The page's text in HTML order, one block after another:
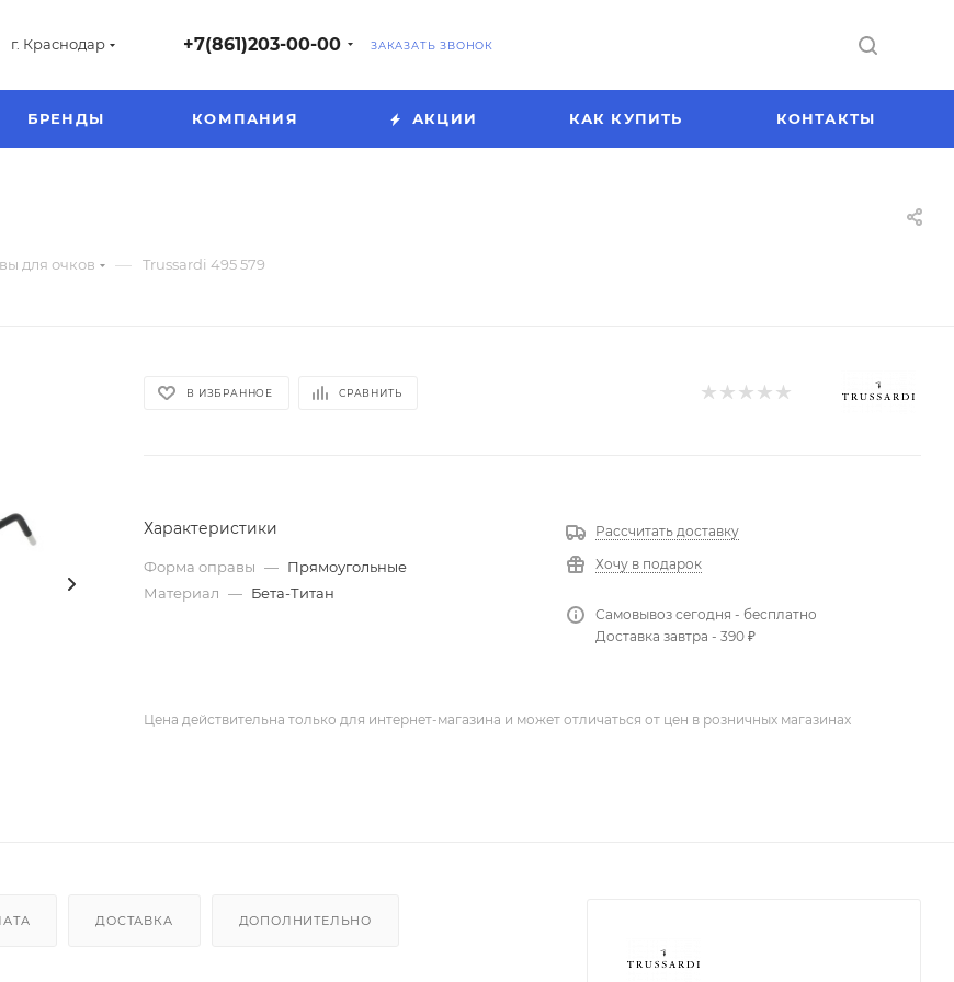
г. Краснодар +7(861)203-00-00 ЗАКАЗАТЬ ЗВОНОК
БРЕНДЫ КОМПАНИЯ АКЦИИ КАК КУПИТЬ КОНТАКТЫ
для очков — Trussardi 495 579
В ИЗБРАННОЕ СРАВНИТЬ
Характеристики
Форма оправы — Прямоугольные
Материал — Бета-Титан
Рассчитать доставку
Хочу в подарок
Самовывоз сегодня - бесплатно
Доставка завтра - 390 ₽
Цена действительна только для интернет-магазина и может отличаться от цен в розничных магазинах
ДОСТАВКА ДОПОЛНИТЕЛЬНО